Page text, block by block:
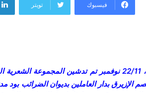
فيسبوك تويتر
مساء الثلاثاء قبل الماضية، 22/11 نوفمبر تم تدشين
الإزيرق بدار العاملين بديوان الضرائب بود